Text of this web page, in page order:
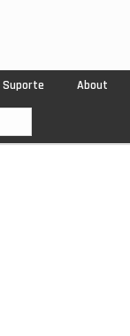
Suporte About